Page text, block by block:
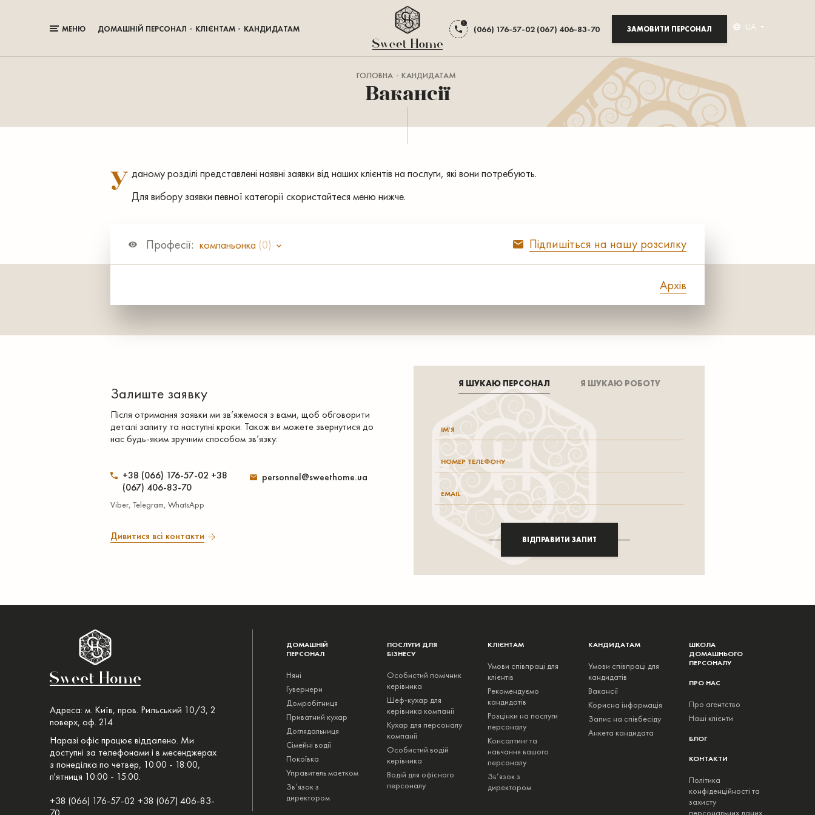
МЕНЮ ДОМАШНІЙ ПЕРСОНАЛ КЛІЄНТАМ КАНДИДАТАМ (066) 176-57-02 (067) 406-83-70 ЗАМОВИТИ ПЕРСОНАЛ UA
ГОЛОВНА КАНДИДАТАМ
Вакансії
У даному розділі представлені наявні заявки від наших клієнтів на послуги, які вони потребують.
Для вибору заявки певної категорії скористайтеся меню нижче.
Професії: компаньонка (0) Підпишіться на нашу розсилку
Архів
Залиште заявку
Після отримання заявки ми зв’яжемося з вами, щоб обговорити
деталі запиту та наступні кроки. Також ви можете звернутися до
нас будь-яким зручним способом зв’язку:
+38 (066) 176-57-02 +38
(067) 406-83-70
Viber, Telegram, WhatsApp
personnel@sweethome.ua
Дивитися всі контакти
Я ШУКАЮ ПЕРСОНАЛ Я ШУКАЮ РОБОТУ
ВІДПРАВИТИ ЗАПИТ
Адреса: м. Київ, пров. Рильський 10/3, 2
поверх, оф. 214
Наразі офіс працює віддалено. Ми
доступні за телефонами і в месенджерах
з понеділка по четвер, 10:00 - 18:00,
п'ятниця 10:00 - 15:00.
+38 (066) 176-57-02 +38 (067) 406-83-
ДОМАШНІЙ
ПЕРСОНАЛ
Няні
Гувернери
Домробітниця
Приватний кухар
Доглядальниця
Сімейні водії
Покоївка
Управитель маєтком
Зв’язок з
директором
ПОСЛУГИ ДЛЯ
БІЗНЕСУ
Особистий помічник
керівника
Шеф-кухар для
керівника компанії
Кухар для персоналу
компанії
Особистий водій
керівника
Водій для офісного
персоналу
КЛІЄНТАМ
Умови співпраці для
клієнтів
Рекомендуємо
кандидатів
Розцінки на послуги
персоналу
Консалтинг та
навчання вашого
персоналу
Зв’язок з
директором
КАНДИДАТАМ
Умови співпраці для
кандидатів
Вакансії
Корисна інформація
Запис на співбесіду
Анкета кандидата
ШКОЛА
ДОМАШНЬОГО
ПЕРСОНАЛУ
ПРО НАС
Про агентство
Наші клієнти
БЛОГ
КОНТАКТИ
Політика
конфіденційності та
захисту
персональних даних